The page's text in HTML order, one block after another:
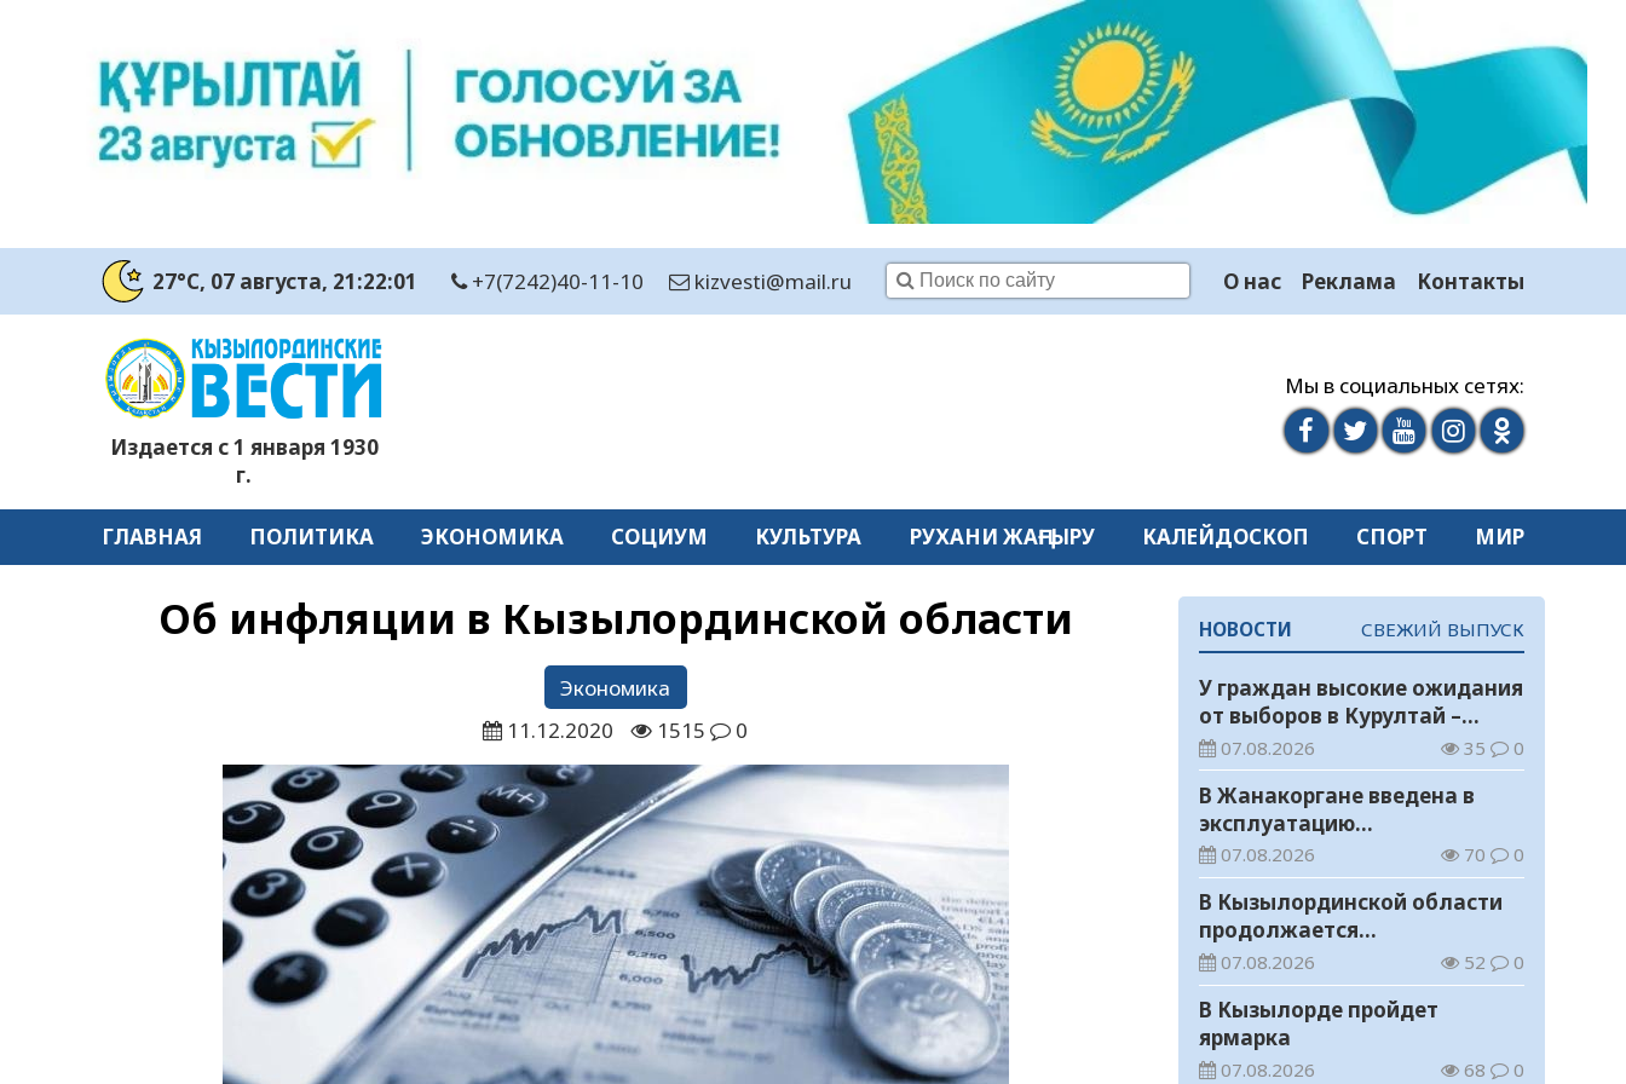
27°C, 07 августа, 21:22:02 +7(7242)40-11-10 kizvesti@mail.ru О нас Реклама Контакты
Издается с 1 января 1930
г.
Мы в социальных сетях:
ГЛАВНАЯ ПОЛИТИКА ЭКОНОМИКА СОЦИУМ КУЛЬТУРА РУХАНИ ЖАҢҒЫРУ КАЛЕЙДОСКОП СПОРТ МИР
Об инфляции в Кызылординской области
Экономика
11.12.2020
1515 0
НОВОСТИ СВЕЖИЙ ВЫПУСК
У граждан высокие ожидания
от выборов в Курултай –
опрос общественного мнения
07.08.2026 35 0
В Жанакоргане введена в
эксплуатацию
водораспределительная
станция
07.08.2026 70 0
В Кызылординской области
продолжается
экологическая акция «Таза
Қазақстан»
07.08.2026 52 0
В Кызылорде пройдет
ярмарка
07.08.2026 68 0